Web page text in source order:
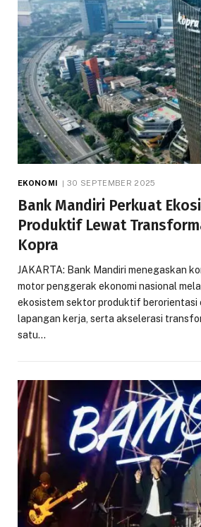
EKONOMI 30 SEPTEMBER 2025
Bank Mandiri Perkuat
Produktif Lewat
Kopra
JAKARTA: Bank Mandiri menegaskan
motor penggerak ekonomi nasional
ekosistem sektor produktif berorientasi
lapangan kerja, serta akselerasi
satu…